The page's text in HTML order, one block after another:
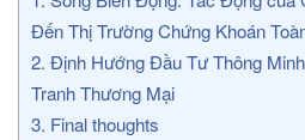
Đến Thị Trường Chứng Khoán
2. Định Hướng Đầu Tư Thông
Tranh Thương Mại
3. Final thoughts